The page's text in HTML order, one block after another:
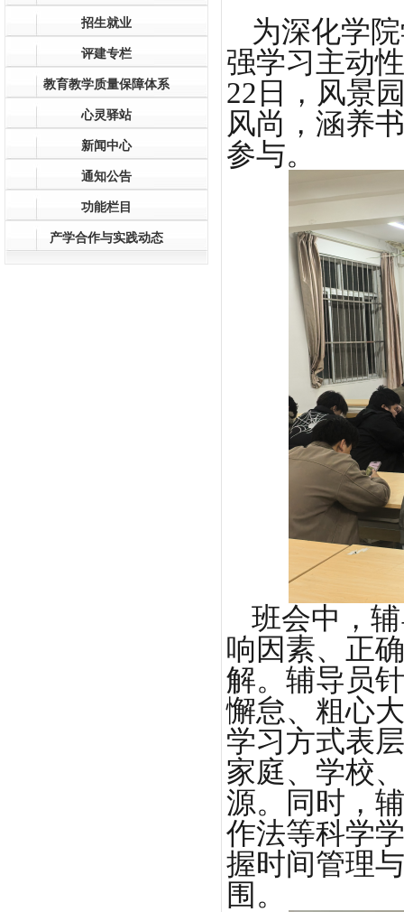
招生就业
评建专栏
教育教学质量保障体系
心灵驿站
新闻中心
通知公告
功能栏目
产学合作与实践动态
为深化学
强学习主动
22日，风景
风尚，涵养
参与。
班会中，
响因素、正
解。辅导员
懈怠、粗心
学习方式表
家庭、学校
源。同时，
作法等科学
握时间管理
围。